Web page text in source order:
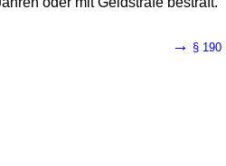
→ § 190